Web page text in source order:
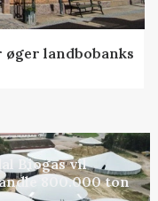
landbobanks
Biogas vil
800.000 ton